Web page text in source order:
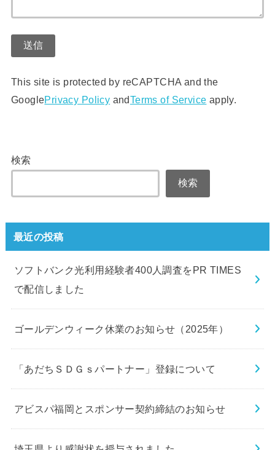
This site is protected by reCAPTCHA and the
GooglePrivacy Policy andTerms of Service apply.
検索
検索
最近の投稿
ソフトバンク光利用経験者400人調査をPR TIMES
で配信しました
ゴールデンウィーク休業のお知らせ（2025年）
「あだちＳＤＧｓパートナー」登録について
アビスパ福岡とスポンサー契約締結のお知らせ